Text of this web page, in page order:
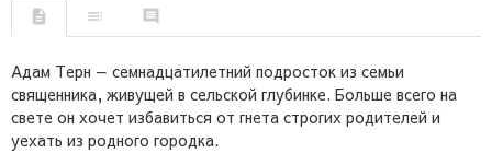
Адам Терн — семнадцатилетний подросток из семьи
священника, живущей в сельской глубинке. Больше всего на
свете он хочет избавиться от гнета строгих родителей и
уехать из родного городка.